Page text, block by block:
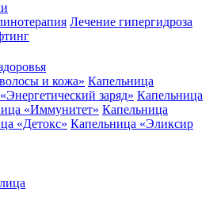
Лечение гипергидроза
и кожа» Капельница
заряд» Капельница
«Иммунитет» Капельница
«Детокс» Капельница «Эликсир